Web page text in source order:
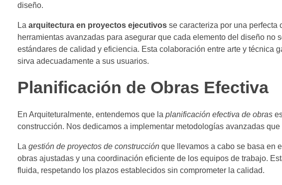
diseño.
La arquitectura en proyectos ejecutivos se caracteriza por una
herramientas avanzadas para asegurar que cada elemento del diseño no
estándares de calidad y eficiencia. Esta colaboración entre arte y técnica
sirva adecuadamente a sus usuarios.
Planificación de Obras Efectiva
En Arquiteturalmente, entendemos que la planificación efectiva de obras
construcción. Nos dedicamos a implementar metodologías avanzadas
La gestión de proyectos de construcción que llevamos a cabo se basa en
obras ajustadas y una coordinación eficiente de los equipos de trabajo.
fluida, respetando los plazos establecidos sin comprometer la calidad.